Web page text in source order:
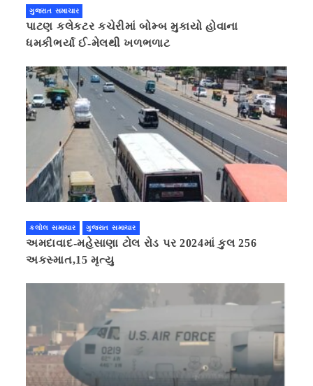
ગુજરાત સમાચાર
પાટણ કલેકટર કચેરીમાં બોમ્બ મુકાયો હોવાના
ધમકીભર્યા ઈ-મેલથી ખળભળાટ
કલોલ સમાચાર ગુજરાત સમાચાર
અમદાવાદ-મહેસાણા ટોલ રોડ પર 2024માં કુલ 256
અકસ્માત,15 મૃત્યુ